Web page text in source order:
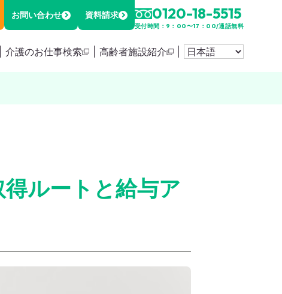
お問い合わせ 資料請求 0120-18-5515
受付時間：9：00〜17：00/通話無料
介護のお仕事検索 高齢者施設紹介
ルートと給与ア